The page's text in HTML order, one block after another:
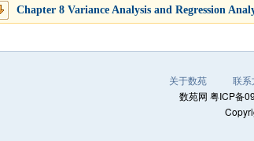
Chapter 8 Variance Analysis and Regression
关于数苑 联系
数苑网 粤ICP备